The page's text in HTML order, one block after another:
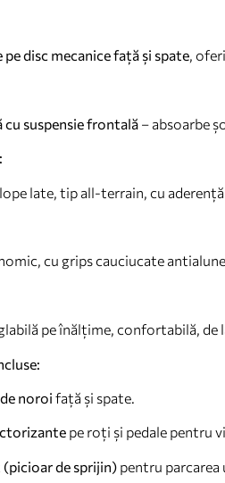
pe disc mecanice față și spate,
cu suspensie frontală – absoarbe
late, tip all-terrain, cu
cu grips cauciucate
pe înălțime, confortabilă, de
noroi față și spate.
pe roți și pedale pentru
(picioar de sprijin) pentru parcarea